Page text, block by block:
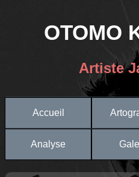
OTOMO
Artiste
Accueil
Analyse